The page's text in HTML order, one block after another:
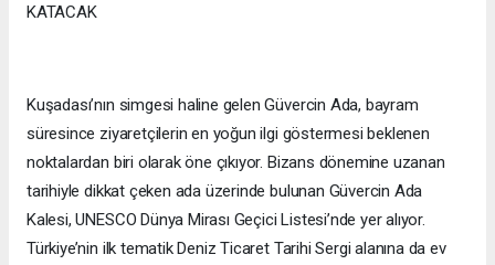
KATACAK
Kuşadası’nın simgesi haline gelen Güvercin Ada, bayram
süresince ziyaretçilerin en yoğun ilgi göstermesi beklenen
noktalardan biri olarak öne çıkıyor. Bizans dönemine uzanan
tarihiyle dikkat çeken ada üzerinde bulunan Güvercin Ada
Kalesi, UNESCO Dünya Mirası Geçici Listesi’nde yer alıyor.
Türkiye’nin ilk tematik Deniz Ticaret Tarihi Sergi alanına da ev